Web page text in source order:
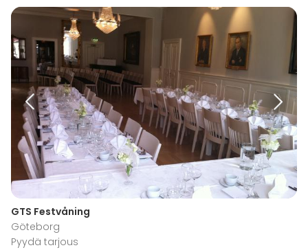
GTS Festvåning
Göteborg
Pyydä tarjous